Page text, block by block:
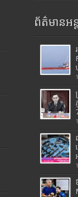
ព័ត៌មានអន្